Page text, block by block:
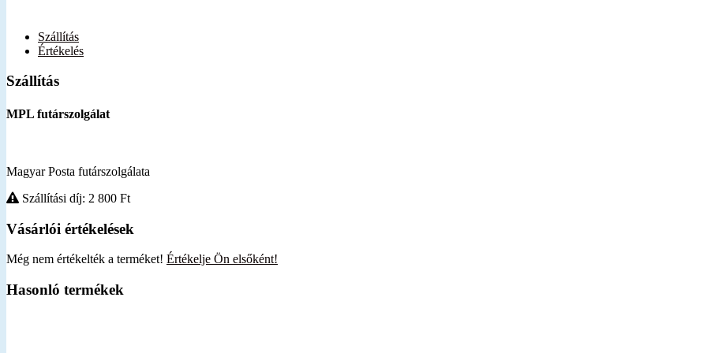
Szállítás
Értékelés
Szállítás
MPL futárszolgálat
Magyar Posta futárszolgálata
Szállítási díj: 2 800 Ft
Vásárlói értékelések
Még nem értékelték a terméket! Értékelje Ön elsőként!
Hasonló termékek